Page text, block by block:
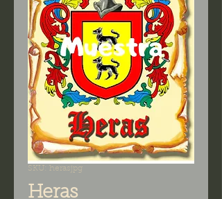
SKU: herasjpg
Heras